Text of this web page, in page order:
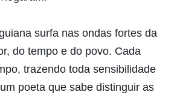
surfa nas ondas fortes da
do tempo e do povo. Cada
trazendo toda sensibilidade
poeta que sabe distinguir as